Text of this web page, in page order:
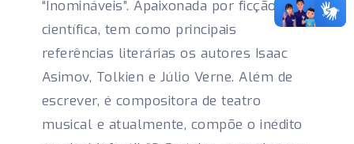
“Inomináveis”. Apaixonada por ficção
científica, tem como principais
referências literárias os autores Isaac
Asimov, Tolkien e Júlio Verne. Além de
escrever, é compositora de teatro
musical e atualmente, compõe o inédito